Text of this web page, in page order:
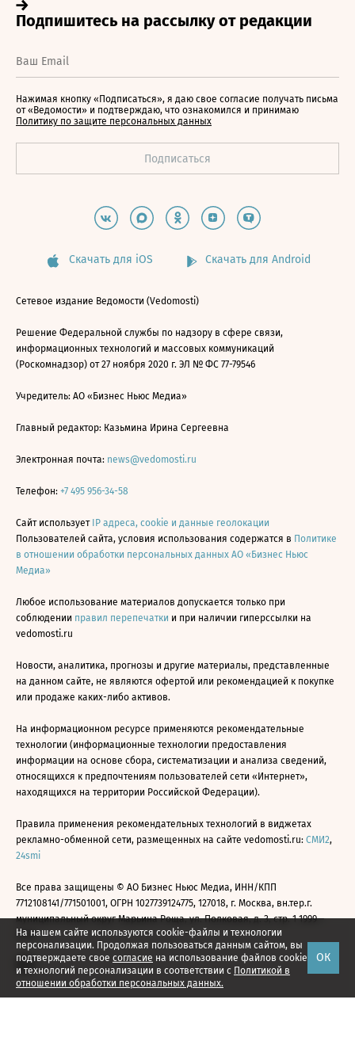
На нашем сайте используются cookie-файлы и технологии
персонализации. Продолжая пользоваться данным сайтом, вы
подтверждаете свое согласие на использование файлов cookie
и технологий персонализации в соответствии с Политикой в
отношении обработки персональных данных.
ОК
Нажимая кнопку «Подписаться», я даю свое согласие получать письма
от «Ведомости» и подтверждаю, что ознакомился и принимаю
Политику по защите персональных данных
Скачать для iOS Скачать для Android
Сетевое издание Ведомости (Vedomosti)
Решение Федеральной службы по надзору в сфере связи,
информационных технологий и массовых коммуникаций
(Роскомнадзор) от 27 ноября 2020 г. ЭЛ № ФС 77-79546
Учредитель: АО «Бизнес Ньюс Медиа»
Главный редактор: Казьмина Ирина Сергеевна
Электронная почта: news@vedomosti.ru
Телефон: +7 495 956-34-58
Сайт использует IP адреса, cookie и данные геолокации
Пользователей сайта, условия использования содержатся в Политике
в отношении обработки персональных данных АО «Бизнес Ньюс
Медиа»
Любое использование материалов допускается только при
соблюдении правил перепечатки и при наличии гиперссылки на
vedomosti.ru
Новости, аналитика, прогнозы и другие материалы, представленные
на данном сайте, не являются офертой или рекомендацией к покупке
или продаже каких-либо активов.
На информационном ресурсе применяются рекомендательные
технологии (информационные технологии предоставления
информации на основе сбора, систематизации и анализа сведений,
относящихся к предпочтениям пользователей сети «Интернет»,
находящихся на территории Российской Федерации).
Правила применения рекомендательных технологий в виджетах
рекламно-обменной сети, размещенных на сайте vedomosti.ru: СМИ2,
24smi
Все права защищены © АО Бизнес Ньюс Медиа, ИНН/КПП
7712108141/771501001, ОГРН 1027739124775, 127018, г. Москва, вн.тер.г.
муниципальный округ Марьина Роща, ул. Полковая, д. 3, стр. 1 1999—
2026